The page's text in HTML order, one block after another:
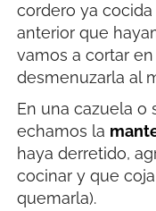
cordero ya
anterior que
vamos a cortar
desmenuzarla al
En una cazuela o
echamos la
haya derretido,
cocinar y que
quemarla).